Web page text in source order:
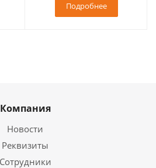
Подробнее
Компания
Новости
Реквизиты
Сотрудники